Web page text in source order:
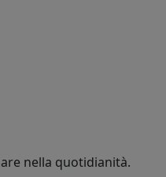
nella quotidianità.